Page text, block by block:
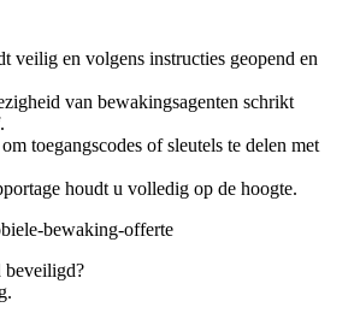
veilig en volgens instructies geopend en
van bewakingsagenten schrikt
toegangscodes of sleutels te delen met
houdt u volledig op de hoogte.
beveiligd?